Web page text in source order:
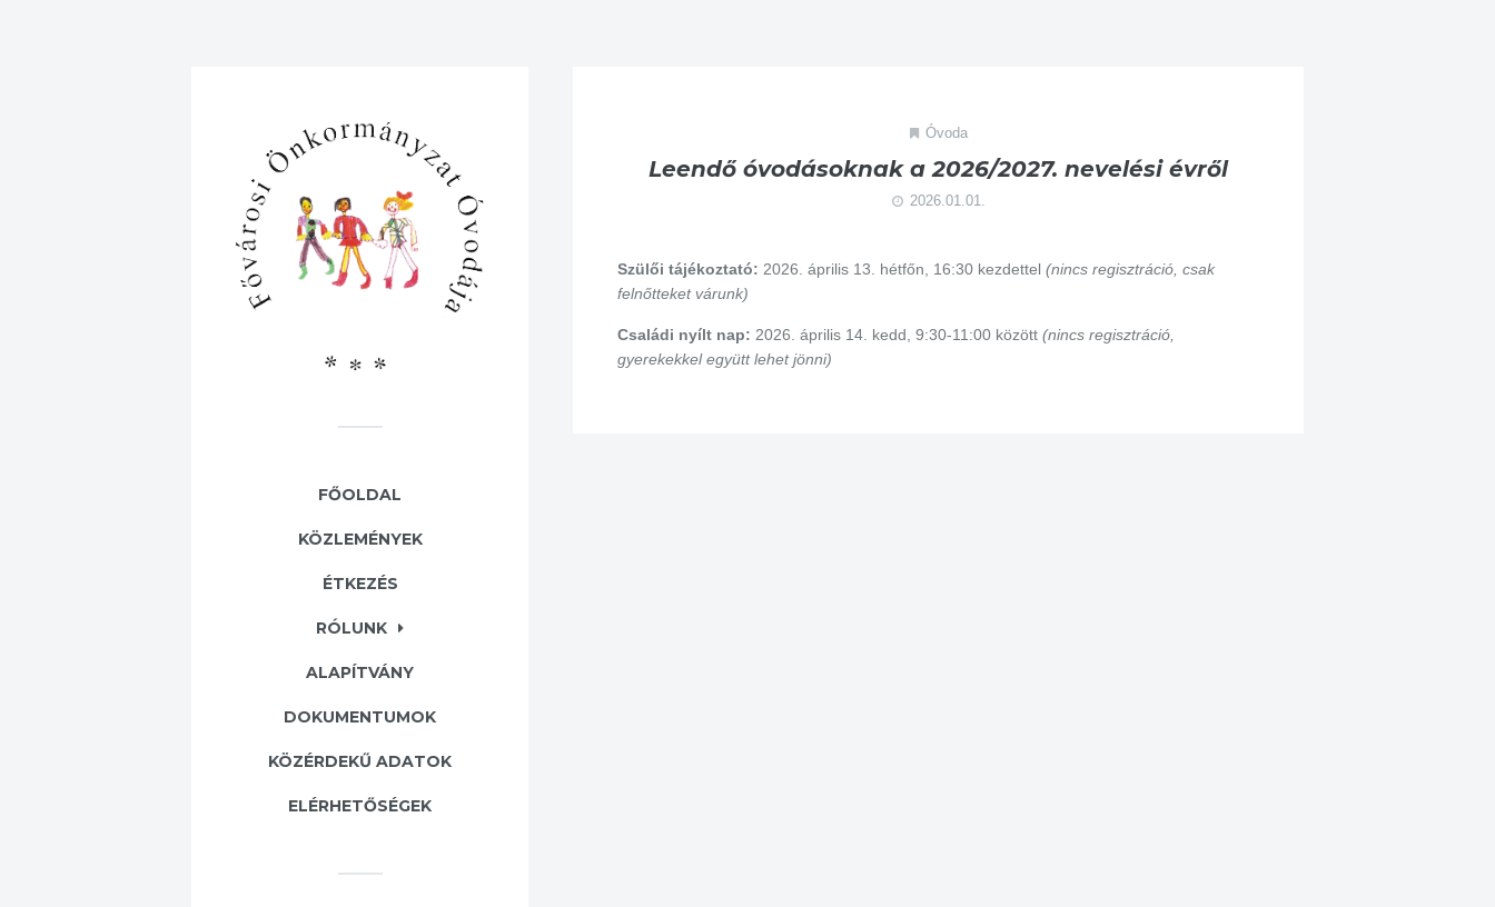
Óvoda
Leendő óvodásoknak a 2026/2027. nevelési évről
2026.01.01.
Szülői tájékoztató: 2026. április 13. hétfőn, 16:30 kezdettel(nincs regisztráció, csak
felnőtteket várunk)
Családi nyílt nap: 2026. április 14. kedd, 9:30-11:00 között(nincs regisztráció,
gyerekekkel együtt lehet jönni)
FŐOLDAL
KÖZLEMÉNYEK
ÉTKEZÉS
RÓLUNK
ALAPÍTVÁNY
DOKUMENTUMOK
KÖZÉRDEKŰ ADATOK
ELÉRHETŐSÉGEK